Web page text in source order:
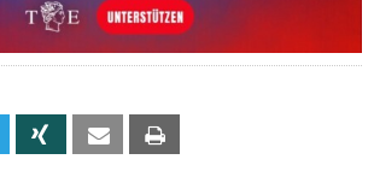
Linkedin Xing Email